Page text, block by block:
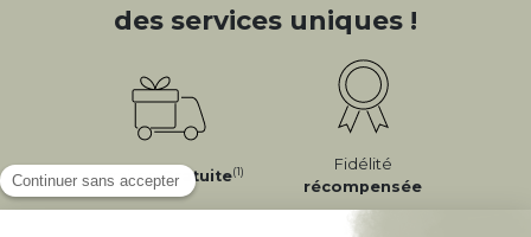
des services uniques !
LivraisonGratuite(1)
Fidélité
récompensée